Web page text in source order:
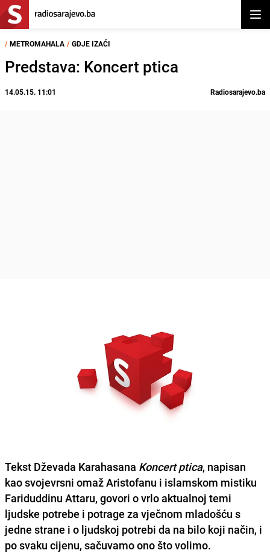
/ METROMAHALA / GDJE IZAĆI
Predstava: Koncert ptica
14.05.15. 11:01 Radiosarajevo.ba
Tekst Dževada Karahasana Koncert ptica, napisan
kao svojevrsni omažAristofanu i islamskom mistiku
Fariduddinu Attaru, govori o vrlo aktualnoj temi
ljudske potrebe i potrage za vječnom mladošću s
jedne strane i o ljudskoj potrebi da na bilo koji način, i
po svaku cijenu, sačuvamo ono što volimo.